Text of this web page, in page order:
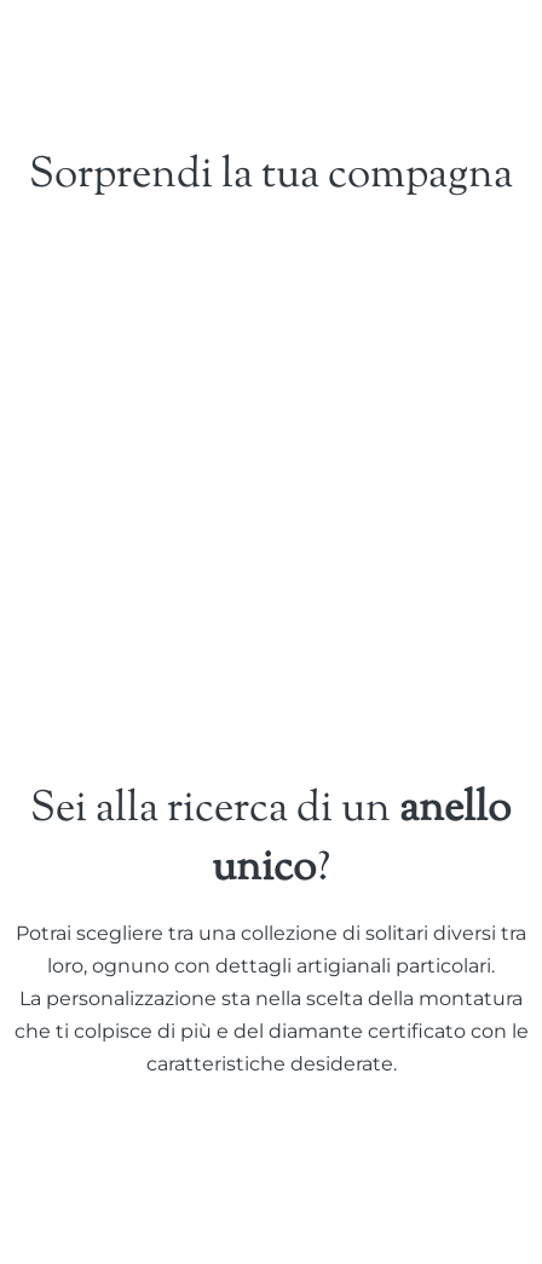
Sorprendi la tua compagna
Sei alla ricerca di unanello
unico?
Potrai scegliere tra una collezione di solitari diversi tra
loro, ognuno con dettagli artigianali particolari.
La personalizzazione sta nella scelta della montatura
che ti colpisce di più e del diamante certificato con le
caratteristiche desiderate.